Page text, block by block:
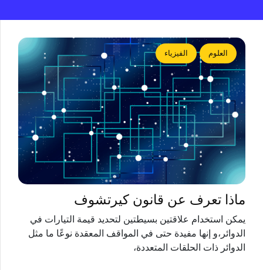
العلوم الفيزياء
ماذا تعرف عن قانون كيرتشوف
يمكن استخدام علاقتين بسيطتين لتحديد قيمة التيارات في
الدوائر،و إنها مفيدة حتى في المواقف المعقدة نوعًا ما مثل
الدوائر ذات الحلقات المتعددة،